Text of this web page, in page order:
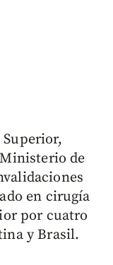
de
en cirugía
por cuatro
y Brasil.